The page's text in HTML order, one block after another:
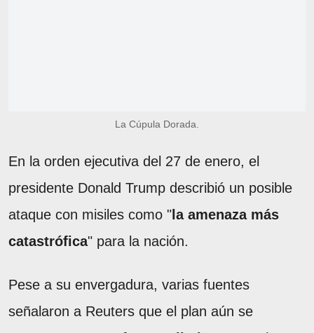
La Cúpula Dorada.
En la orden ejecutiva del 27 de enero, el
presidente Donald Trump describió un posible
ataque con misiles como " la amenaza más
catastrófica" para la nación.
Pese a su envergadura, varias fuentes
señalaron a Reuters que el plan aún se